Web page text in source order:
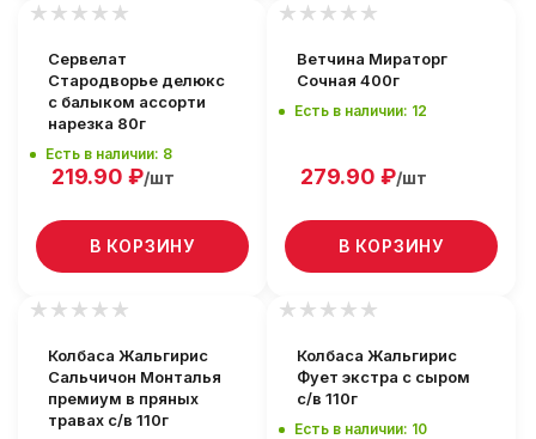
Сервелат
Стародворье делюкс
с балыком ассорти
нарезка 80г
Есть в наличии: 8
219.90 ₽/шт
В КОРЗИНУ
Ветчина Мираторг
Сочная 400г
Есть в наличии: 12
279.90 ₽/шт
В КОРЗИНУ
Колбаса Жальгирис
Сальчичон Монталья
премиум в пряных
травах с/в 110г
Колбаса Жальгирис
Фует экстра с сыром
с/в 110г
Есть в наличии: 10